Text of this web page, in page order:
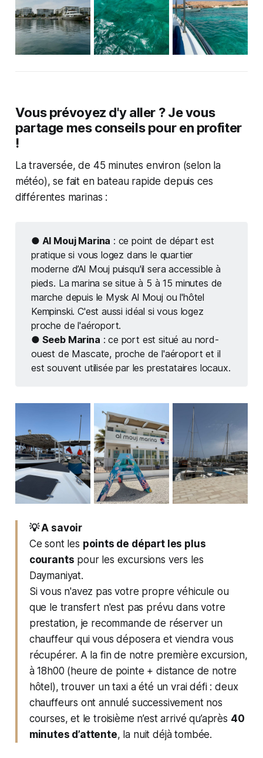
Vous prévoyez d'y aller ? Je vous
partage mes conseils pour en profiter
!
La traversée, de 45 minutes environ (selon la
météo), se fait en bateau rapide depuis ces
différentes marinas :
● Al Mouj Marina : ce point de départ est
pratique si vous logez dans le quartier
moderne d’Al Mouj puisqu'il sera accessible à
pieds. La marina se situe à 5 à 15 minutes de
marche depuis le Mysk Al Mouj ou l'hôtel
Kempinski. C'est aussi idéal si vous logez
proche de l'aéroport.
● Seeb Marina : ce port est situé au nord-
ouest de Mascate, proche de l'aéroport et il
est souvent utilisée par les prestataires locaux.
💡 A savoir
Ce sont les points de départ les plus
courants pour les excursions vers les
Daymaniyat.
Si vous n'avez pas votre propre véhicule ou
que le transfert n'est pas prévu dans votre
prestation, je recommande de réserver un
chauffeur qui vous déposera et viendra vous
récupérer. A la fin de notre première excursion,
à 18h00 (heure de pointe + distance de notre
hôtel), trouver un taxi a été un vrai défi : deux
chauffeurs ont annulé successivement nos
courses, et le troisième n’est arrivé qu’après 40
minutes d’attente, la nuit déjà tombée.